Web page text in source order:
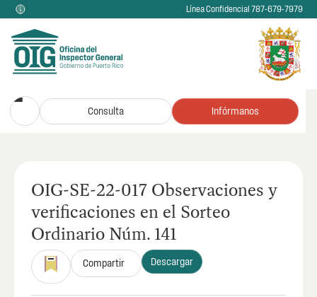
Línea Confidencial 787-679-7979
Consulta Infórmanos
OIG-SE-22-017 Observaciones y
verificaciones en el Sorteo
Ordinario Núm. 141
Compartir Descargar